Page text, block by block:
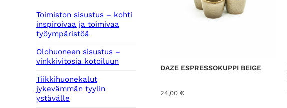
Toimiston sisustus – kohti
inspiroivaa ja toimivaa
työympäristöä
Olohuoneen sisustus –
vinkkivitosia kotoiluun
Tiikkihuonekalut
jykevämmän tyylin
ystävälle
DAZE ESPRESSOKUPPI BEIGE
24,00 €